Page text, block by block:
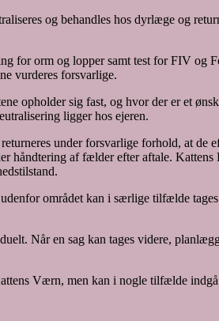
og behandles hos dyrlæge og
for orm og lopper samt test for FIV og
vurderes forsvarlige.
opholder sig fast, og hvor der er et
ligger hos ejeren.
under forsvarlige forhold, at de
håndtering af fælder efter aftale.
området kan i særlige tilfælde
Når en sag kan tages videre,
Værn, men kan i nogle tilfælde